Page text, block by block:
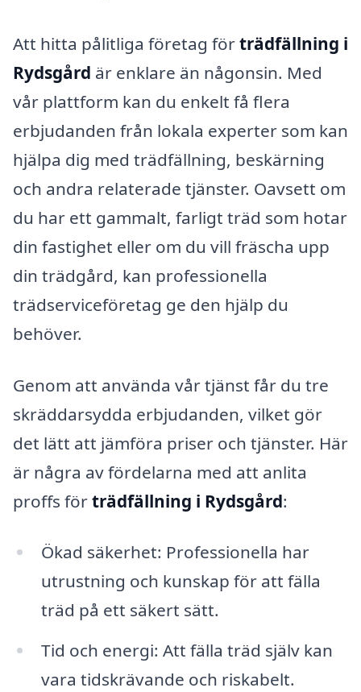
Att hitta pålitliga företag förträdfällning i
Rydsgård är enklare än någonsin. Med
vår plattform kan du enkelt få flera
erbjudanden från lokala experter som kan
hjälpa dig med trädfällning, beskärning
och andra relaterade tjänster. Oavsett om
du har ett gammalt, farligt träd som hotar
din fastighet eller om du vill fräscha upp
din trädgård, kan professionella
trädserviceföretag ge den hjälp du
behöver.
Genom att använda vår tjänst får du tre
skräddarsydda erbjudanden, vilket gör
det lätt att jämföra priser och tjänster. Här
är några av fördelarna med att anlita
proffs förträdfällning i Rydsgård:
Ökad säkerhet: Professionella har
utrustning och kunskap för att fälla
träd på ett säkert sätt.
Tid och energi: Att fälla träd själv kan
vara tidskrävande och riskabelt.